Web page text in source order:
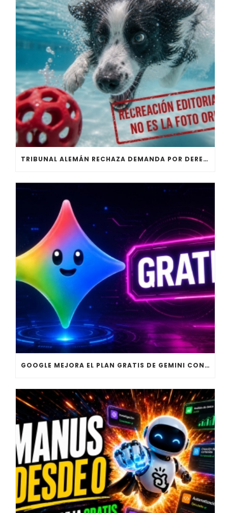
TRIBUNAL ALEMÁN RECHAZA DEMANDA POR DERECHOS DE AUTOR CONTRA CÓMIC CREADO CON IA
GOOGLE MEJORA EL PLAN GRATIS DE GEMINI CON NUEVAS FUNCIONES